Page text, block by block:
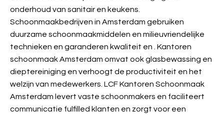
onderhoud van sanitair en keukens.
Schoonmaakbedrijven in Amsterdam gebruiken
duurzame schoonmaakmiddelen en milieuvriendelijke
technieken en garanderen kwaliteit en
. Kantoren
schoonmaak Amsterdam omvat ook glasbewassing en
dieptereiniging en verhoogt de productiviteit en het
welzijn van medewerkers. LCF Kantoren Schoonmaak
Amsterdam levert vaste schoonmakers en faciliteert
communicatie fulfilled klanten en zorgt voor een